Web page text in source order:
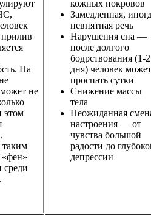
прилив
На
не
этом
таким
«фен»
среди
кожных покровов
Замедленная,
невнятная речь
Нарушения сна —
после долгого
бодрствования (1-2
дня) человек может
проспать сутки
Снижение массы
тела
Неожиданная
настроения — от
чувства большой
радости до
депрессии